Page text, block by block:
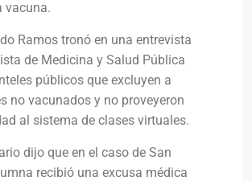
vacuna.
Ramos tronó en una entrevista
de Medicina y Salud Pública
públicos que excluyen a
no vacunados y no proveyeron
al sistema de clases virtuales.
dijo que en el caso de San
recibió una excusa médica